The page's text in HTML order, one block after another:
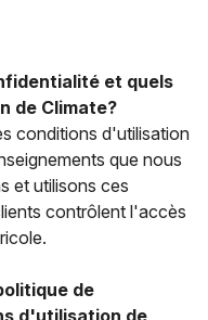
et quels
de Climate?
conditions d'utilisation
que nous
et utilisons ces
contrôlent l'accès
de
d'utilisation de